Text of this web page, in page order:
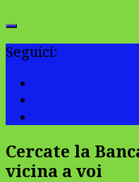
Seguici:
Cercate la
vicina a voi